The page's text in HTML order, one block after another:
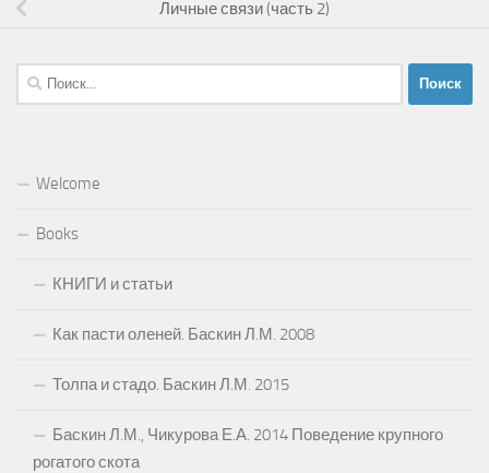
Личные связи (часть 2)
Найти:
Welcome
Books
КНИГИ и статьи
Как пасти оленей. Баскин Л.М. 2008
Толпа и стадо. Баскин Л.М. 2015
Баскин Л.М., Чикурова Е.А. 2014 Поведение крупного
рогатого скота